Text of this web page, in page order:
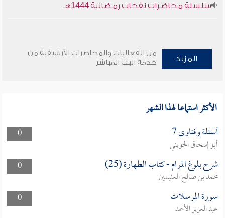
سلسلة محاضرات نفحات رمضانية 1444هـ
المزيد
من الفعاليات والمحاضرات الأرشيفية من
خدمة البث المباشر
الأكثر استماعا لهذا الشهر
0 أسئلة وفتاوى 7
أبو إسحاق الحويني
0
شرح بلوغ المرام - كتاب الطهارة (25)
محمد بن صالح العثيمين
0
سورة المرسلات
عبد العزيز الأحمد